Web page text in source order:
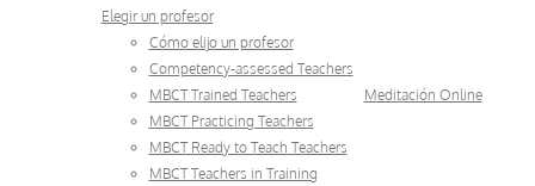
Elegir un profesor
Cómo elijo un profesor
Competency-assessed Teachers
MBCT Trained Teachers
MBCT Practicing Teachers
MBCT Ready to Teach Teachers
MBCT Teachers in Training
Meditación Online